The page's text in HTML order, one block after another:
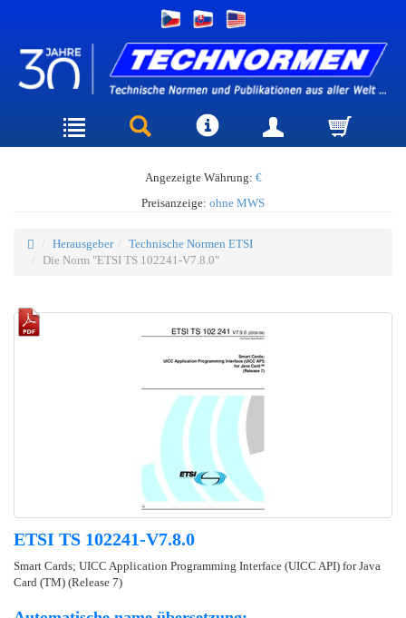
Angezeigte Währung: €
Preisanzeige: ohne MWS
Herausgeber
Technische Normen ETSI
Die Norm "ETSI TS 102241-V7.8.0"
ETSI TS 102241-V7.8.0
Smart Cards; UICC Application Programming Interface (UICC API) for Java
Card (TM) (Release 7)